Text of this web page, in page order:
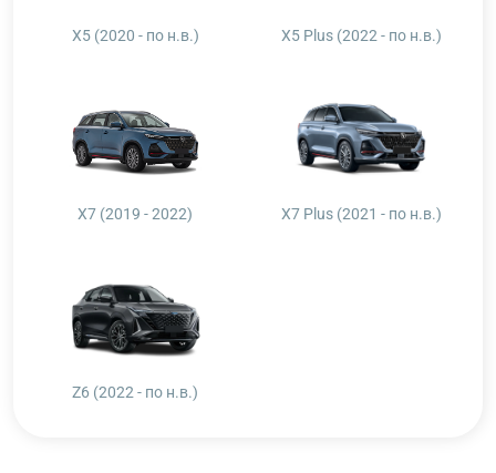
X5 (2020 - по н.в.) X5 Plus (2022 - по н.в.)
X7 (2019 - 2022) X7 Plus (2021 - по н.в.)
Z6 (2022 - по н.в.)